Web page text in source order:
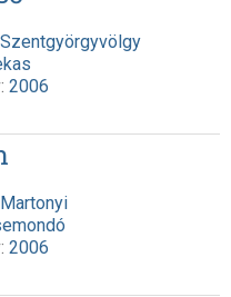
Szentgyörgyvölgy
2006
Martonyi
2006